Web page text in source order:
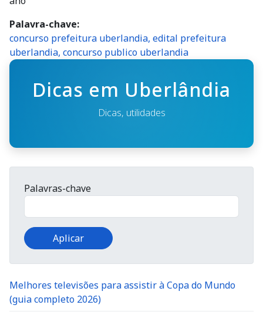
Palavra-chave
concurso prefeitura uberlandia, edital prefeitura
uberlandia, concurso publico uberlandia
Dicas em Uberlândia
Dicas, utilidades
Palavras-chave
Melhores televisões para assistir à Copa do Mundo
(guia completo 2026)